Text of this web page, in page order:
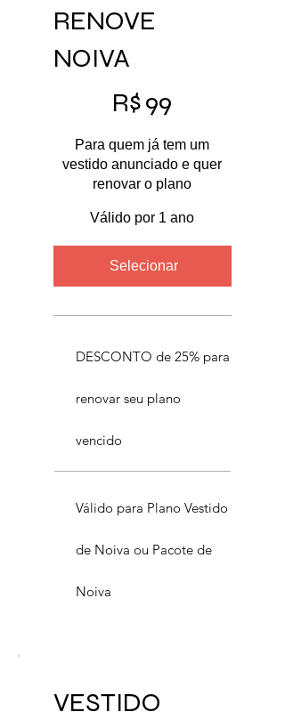
RENOVE
NOIVA
R$99
Para quem já tem um
vestido anunciado e quer
renovar o plano
Válido por 1 ano
Selecionar
DESCONTO de 25% para
renovar seu plano
vencido
Válido para Plano Vestido
de Noiva ou Pacote de
Noiva
VESTIDO